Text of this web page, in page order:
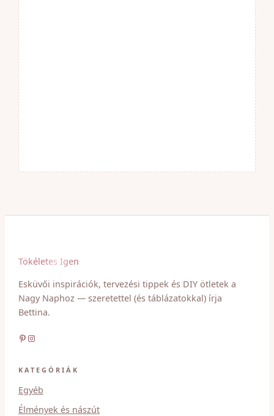
Tökéletes Igen
Esküvői inspirációk, tervezési tippek és DIY ötletek a
Nagy Naphoz — szeretettel (és táblázatokkal) írja
Bettina.
Pinterest Instagram
KATEGÓRIÁK
Egyéb
Élmények és nászút